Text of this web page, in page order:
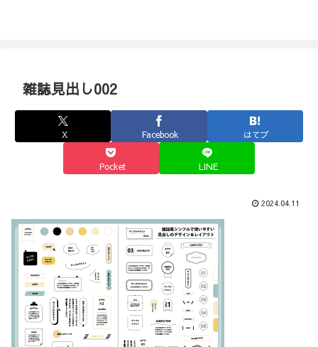
雑誌見出し002
X Facebook はてブ
Pocket LINE
2024.04.11